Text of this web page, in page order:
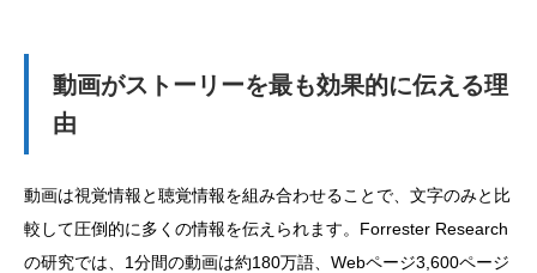
動画がストーリーを最も効果的に伝える理
由
動画は視覚情報と聴覚情報を組み合わせることで、文字のみと比
較して圧倒的に多くの情報を伝えられます。Forrester Research
の研究では、1分間の動画は約180万語、Webページ3,600ページ